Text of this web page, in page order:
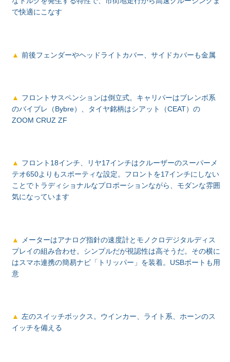
で快適にこなす
前後フェンダーやヘッドライトカバー、サイドカバーも金属
フロントサスペンションは倒立式。キャリパーはブレンボ系
のバイブレ（Bybre）、タイヤ銘柄はシアット（CEAT）の
ZOOM CRUZ ZF
フロント18インチ、リヤ17インチはクルーザーのスーパーメ
テオ650よりもスポーティな設定。フロントを17インチにしない
ことでトラディショナルなプロポーションながら、モダンな雰囲
気になっています
メーターはアナログ指針の速度計とモノクロデジタルディス
プレイの組み合わせ。シンプルだが視認性は高そうだ。その横に
はスマホ連携の簡易ナビ「トリッパー」を装着。USBポートも用
意
左のスイッチボックス。ウインカー、ライト系、ホーンのス
イッチを備える